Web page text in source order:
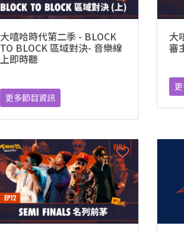
大嘻哈時代第二季 - BLOCK
TO BLOCK 區域對決- 音樂線
上即時聽
更多節目資訊
大
審